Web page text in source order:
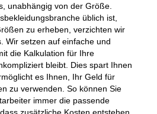
unabhängig von der Größe.
üblich ist,
zu erheben, verzichten wir
Wir setzen auf einfache und
die Kalkulation für Ihre
bleibt. Dies spart Ihnen
es Ihnen, Ihr Geld für
zu verwenden. So können Sie
immer die passende